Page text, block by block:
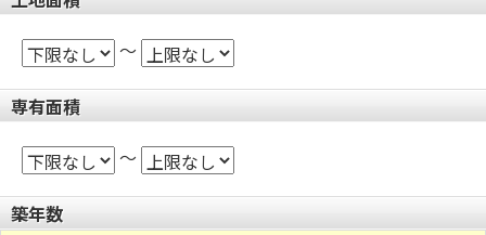
～
専有面積
～
築年数